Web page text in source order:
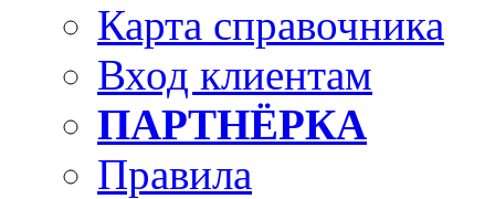
Карта справочника
Вход клиентам
ПАРТНЁРКА
Правила